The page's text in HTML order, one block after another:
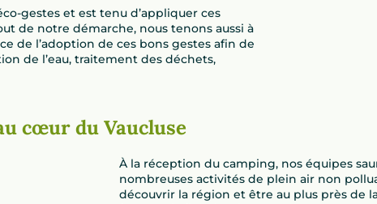
gestes et est tenu d’appliquer ces
de notre démarche, nous tenons aussi à
de l’adoption de ces bons gestes afin de
de l’eau, traitement des déchets,
cœur du Vaucluse
À la réception du camping, nos équipes
nombreuses activités de plein air non
découvrir la région et être au plus près de